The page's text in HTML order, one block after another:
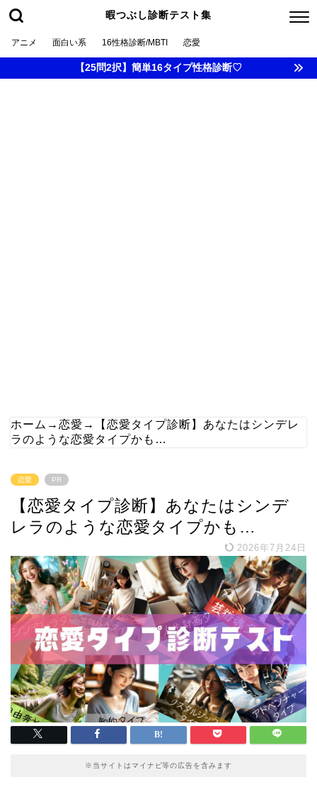
暇つぶし診断テスト集
アニメ 面白い系 16性格診断/MBTI 恋愛
【25問2択】簡単16タイプ性格診断♡
ホーム → 恋愛 →
【恋愛タイプ診断】あなたはシンデレ
ラのような恋愛タイプかも…
恋愛 PR
【恋愛タイプ診断】あなたはシンデ
レラのような恋愛タイプかも…
2026年7月24日
※当サイトはマイナビ等の広告を含みます